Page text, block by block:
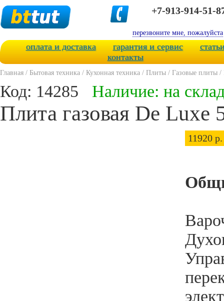
+7-913-914-51-
перезвоните мне, пожалуйста
оплата и доставка гарантия и сервис
контакты
Главная / Бытовая техника / Кухонная техника / Плиты / Газовые плиты /
Код: 14285 Наличие: на
Плита газовая De Luxe
11920 р.